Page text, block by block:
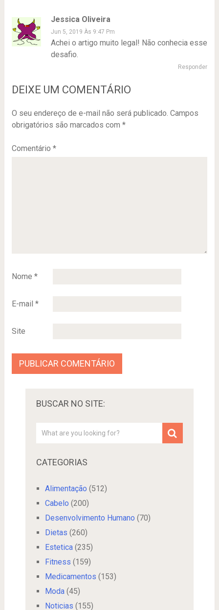
Jessica Oliveira
Jun 5, 2019 Às 9:47 Pm
Achei o artigo muito legal! Não conhecia esse
desafio.
Responder
DEIXE UM COMENTÁRIO
O seu endereço de e-mail não será publicado. Campos
obrigatórios são marcados com *
Comentário *
Nome *
E-mail *
Site
BUSCAR NO SITE:
CATEGORIAS
Alimentação (512)
Cabelo (200)
Desenvolvimento Humano (70)
Dietas (260)
Estetica(235)
Fitness (159)
Medicamentos (153)
Moda(45)
Noticias (155)